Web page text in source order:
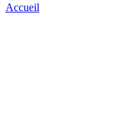
Accueil